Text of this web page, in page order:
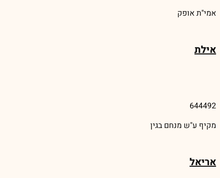
אמי"ת אופק
אילת
644492
מקיף ע"ש מנחם בגין
אריאל